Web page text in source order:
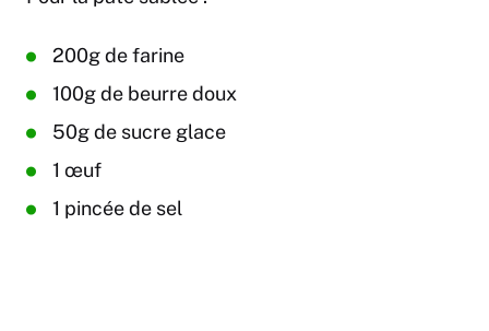
200g de farine
100g de beurre doux
50g de sucre glace
1 œuf
1 pincée de sel